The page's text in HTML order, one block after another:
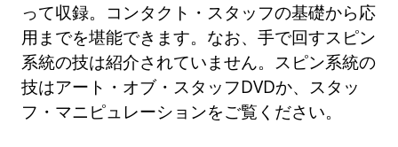
って収録。コンタクト・スタッフの基礎から応
用までを堪能できます。なお、手で回すスピン
系統の技は紹介されていません。スピン系統の
技はアート・オブ・スタッフDVDか、スタッ
フ・マニピュレーションをご覧ください。